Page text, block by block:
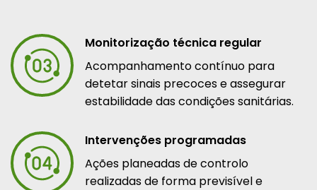
Monitorização técnica regular
Acompanhamento contínuo para
detetar sinais precoces e assegurar
estabilidade das condições sanitárias.
Intervenções programadas
Ações planeadas de controlo
realizadas de forma previsível e